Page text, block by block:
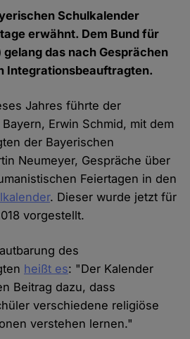
Schulkalender
erwähnt. Dem Bund für
das nach Gesprächen
Integrationsbeauftragten.
Jahres führte der
Erwin Schmid, mit dem
der Bayerischen
Neumeyer, Gespräche über
Feiertagen in den
. Dieser wurde jetzt für
vorgestellt.
des
heißt es: "Der Kalender
Beitrag dazu, dass
verschiedene religiöse
verstehen lernen."